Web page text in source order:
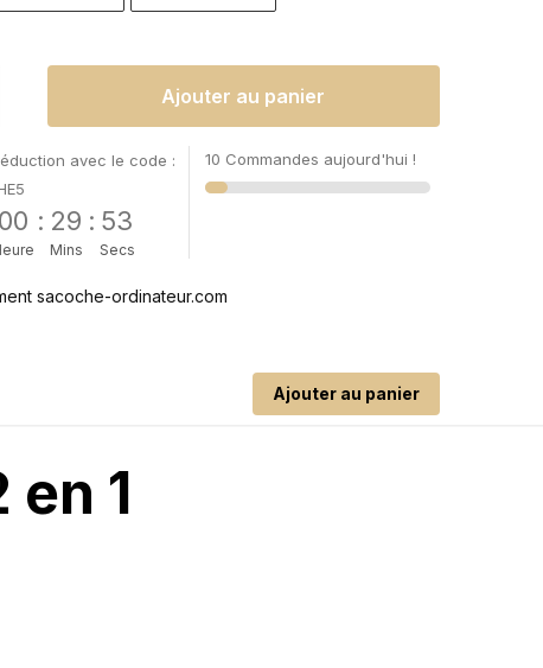
Ajouter au panier
avec le code :
00 : 29
Mins
: 52
Secs
10 Commandes aujourd'hui !
Ajouter au panier
1